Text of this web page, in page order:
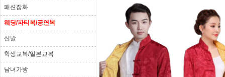
패션잡화
웨딩/파티복/공연복
신발
학생교복/일본교복
남녀가방